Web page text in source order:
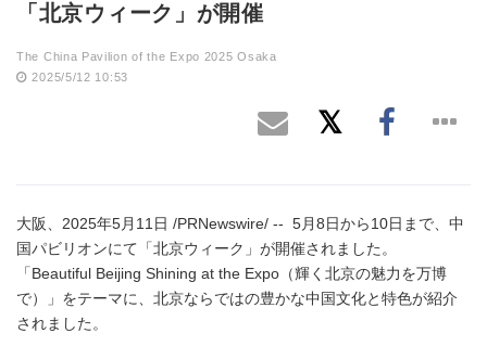
「北京ウィーク」が開催
The China Pavilion of the Expo 2025 Osaka
2025/5/12 10:53
大阪、2025年5月11日 /PRNewswire/ -- 5月8日から10日まで、中
国パビリオンにて「北京ウィーク」が開催されました。
「Beautiful Beijing Shining at the Expo（輝く北京の魅力を万博
で）」をテーマに、北京ならではの豊かな中国文化と特色が紹介
されました。